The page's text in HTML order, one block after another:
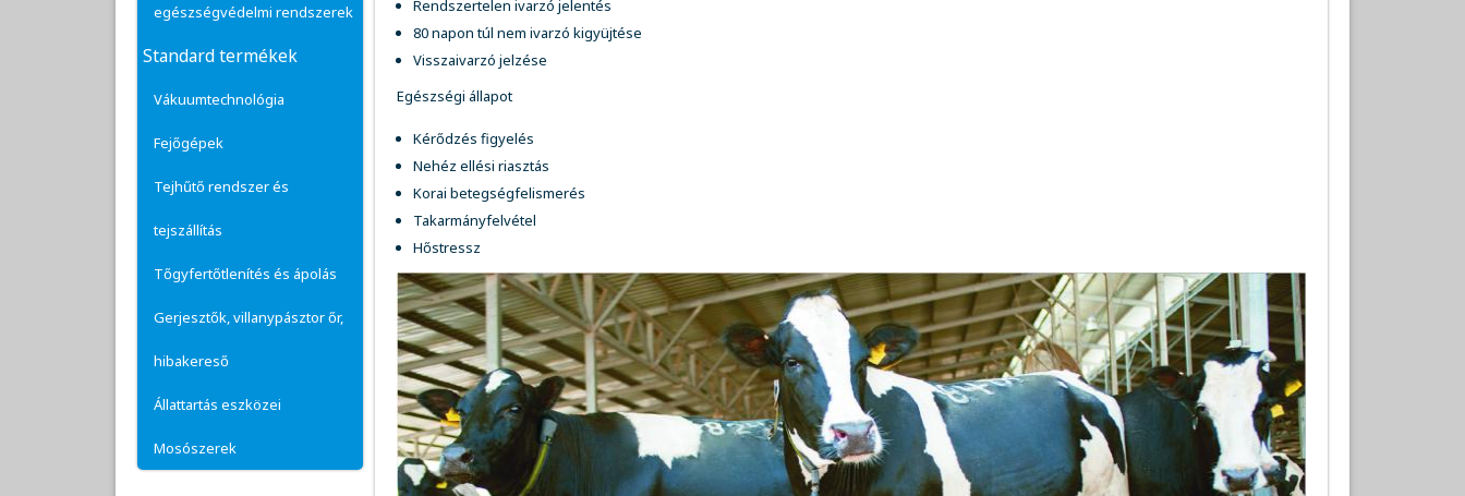
Rendszertelen ivarzó jelentés
80 napon túl nem ivarzó kigyüjtése
Visszaivarzó jelzése
Egészségi állapot
Kérődzés figyelés
Nehéz ellési riasztás
Korai betegségfelismerés
Takarmányfelvétel
Hőstressz
egészségvédelmi rendszerek
Standard termékek
Vákuumtechnológia
Fejőgépek
Tejhűtő rendszer és
tejszállítás
Tőgyfertőtlenítés és ápolás
Gerjesztők, villanypásztor őr,
hibakereső
Állattartás eszközei
Mosószerek